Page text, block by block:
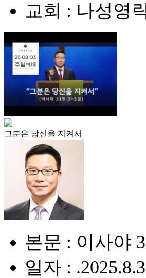
교회 : 나성영
그분은 당신을 지켜서
본문 : 이사야
일자 :